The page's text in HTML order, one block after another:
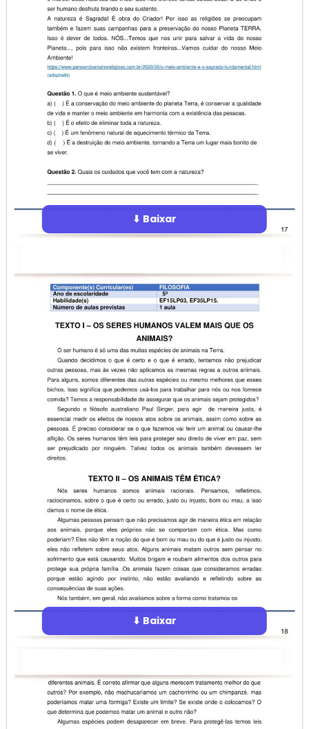
⬇ Baixar
⬇ Baixar